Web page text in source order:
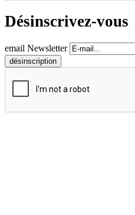
Désinscrivez-vous
email Newsletter